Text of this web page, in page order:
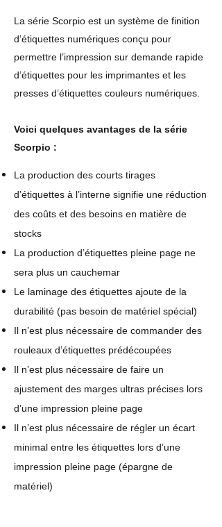
La série Scorpio est un système de finition
d’étiquettes numériques conçu pour
permettre l’impression sur demande rapide
d’étiquettes pour les imprimantes et les
presses d’étiquettes couleurs numériques.
Voici quelques avantages de la série
Scorpio :
La production des courts tirages
d’étiquettes à l’interne signifie une réduction
des coûts et des besoins en matière de
stocks
La production d’étiquettes pleine page ne
sera plus un cauchemar
Le laminage des étiquettes ajoute de la
durabilité (pas besoin de matériel spécial)
Il n’est plus nécessaire de commander des
rouleaux d’étiquettes prédécoupées
Il n’est plus nécessaire de faire un
ajustement des marges ultras précises lors
d’une impression pleine page
Il n’est plus nécessaire de régler un écart
minimal entre les étiquettes lors d’une
impression pleine page (épargne de
matériel)